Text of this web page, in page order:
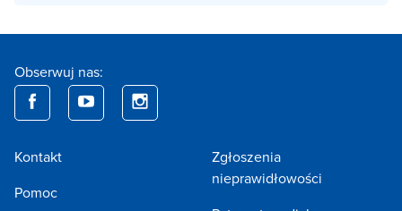
Obserwuj nas:
Kontakt
Pomoc
Zgłoszenia
nieprawidłowości